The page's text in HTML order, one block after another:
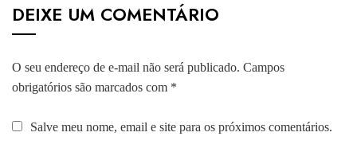
DEIXE UM COMENTÁRIO
O seu endereço de e-mail não será publicado. Campos
obrigatórios são marcados com *
Salve meu nome, email e site para os próximos comentários.